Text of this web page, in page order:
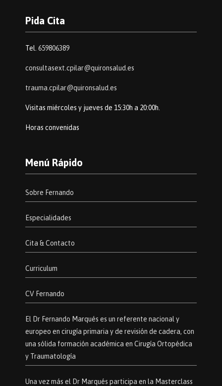
Pida Cita
Tel. 659806389
consultasext.cpilar@quironsalud.es
trauma.cpilar@quironsalud.es
Visitas miércoles y jueves de 15:30h a 20:00h.
Horas convenidas
Menú Rápido
Sobre Fernando
Especialidades
Cita & Contacto
Curriculum
CV Fernando
El Dr Fernando Marqués es un referente nacional y
europeo en cirugía primaria y de revisión de cadera, con
una sólida formación académica en Cirugía Ortopédica
y Traumatología
Una vez más el Dr Marqués participa en la Masterclass